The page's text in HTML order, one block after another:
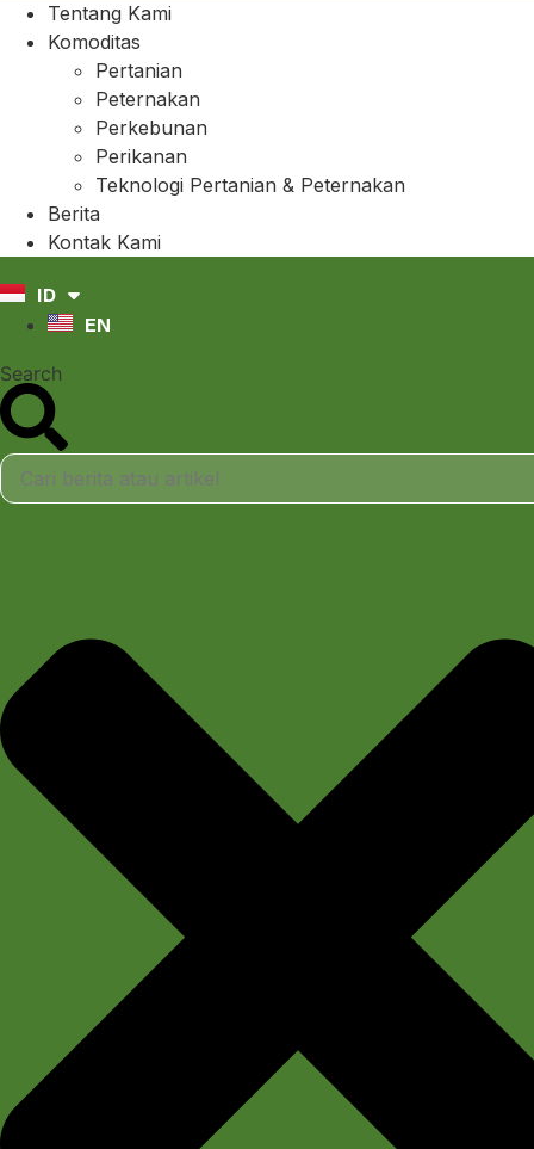
Tentang Kami
Komoditas
Pertanian
Peternakan
Perkebunan
Perikanan
Teknologi Pertanian & Peternakan
Berita
Kontak Kami
ID
EN
Search